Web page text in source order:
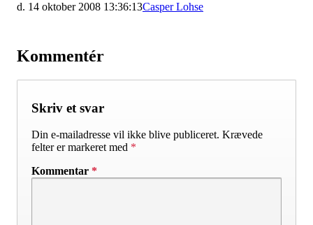
d. 14 oktober 2008 13:36:13Casper Lohse
Kommentér
Skriv et svar
Din e-mailadresse vil ikke blive publiceret. Krævede
felter er markeret med *
Kommentar *